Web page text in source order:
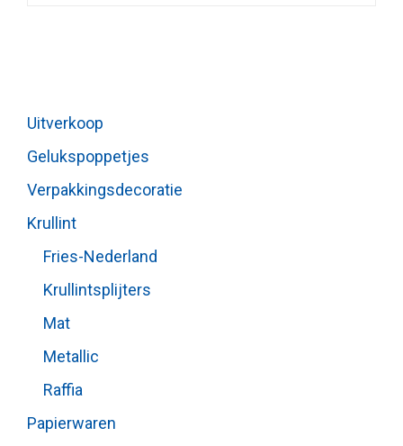
Uitverkoop
Gelukspoppetjes
Verpakkingsdecoratie
Krullint
Fries-Nederland
Krullintsplijters
Mat
Metallic
Raffia
Papierwaren